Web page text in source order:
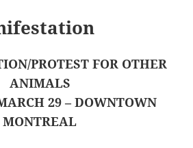
PROTEST FOR OTHER
ANIMALS
29 – DOWNTOWN
MONTREAL